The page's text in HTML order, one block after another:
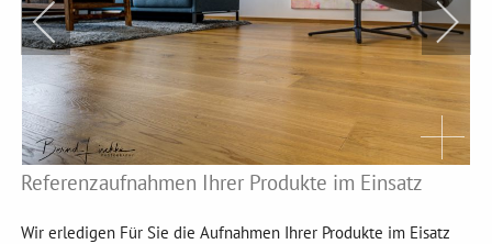
Referenzaufnahmen Ihrer Produkte im Einsatz
Wir erledigen Für Sie die Aufnahmen Ihrer Produkte im Eisatz